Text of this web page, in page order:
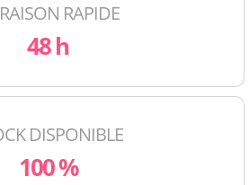
RAPIDE
48 h
DISPONIBLE
100 %